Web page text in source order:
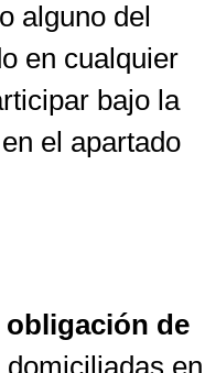
alguno del
en cualquier
bajo la
el apartado
de
en